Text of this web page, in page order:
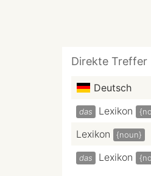
Direkte Treffer
Deutsch
das Lexikon
Lexikon {noun}
das Lexikon